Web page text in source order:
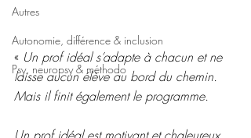
Autres
Autonomie, différence & inclusion
Psy, neuropsy & méthodo
« Un prof idéal s’adapte à chacun et ne
laisse aucun élève au bord du chemin.
Mais il finit également le programme.